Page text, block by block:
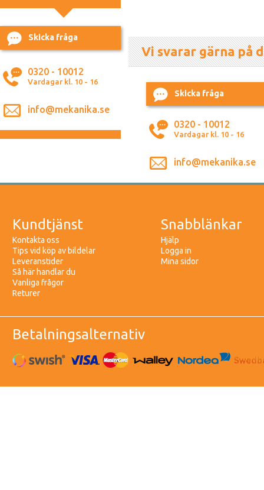
Skicka fråga
0320 - 10012
Vardagar kl. 10 - 16
info@mekanika.se
Vi svarar gärna på
Skicka fråga
0320 - 10012
Vardagar kl. 10 - 16
info@mekanika.se
Kundtjänst
Kontakta oss
Tips vid köp av bildelar
Leveranstider
Så här handlar du
Vanliga frågor
Returer
Snabblänkar
Hjälp
Logga in
Mina sidor
Betalningsalternativ